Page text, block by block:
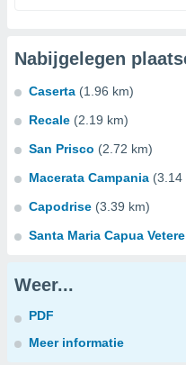
Nabijgelegen
Caserta (1.96 km)
Recale (2.19 km)
San Prisco (2.72 km)
Macerata Campania (3.14
Capodrise (3.39 km)
Santa Maria Capua Vetere
Weer...
PDF
Meer informatie